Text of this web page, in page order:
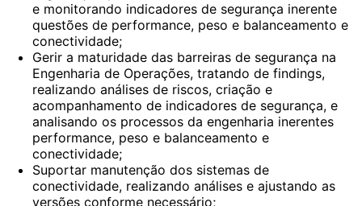
e monitorando indicadores de segurança inerente
questões de performance, peso e balanceamento e
conectividade;
Gerir a maturidade das barreiras de segurança na
Engenharia de Operações, tratando de findings,
realizando análises de riscos, criação e
acompanhamento de indicadores de segurança, e
analisando os processos da engenharia inerentes
performance, peso e balanceamento e
conectividade;
Suportar manutenção dos sistemas de
conectividade, realizando análises e ajustando as
versões conforme necessário;